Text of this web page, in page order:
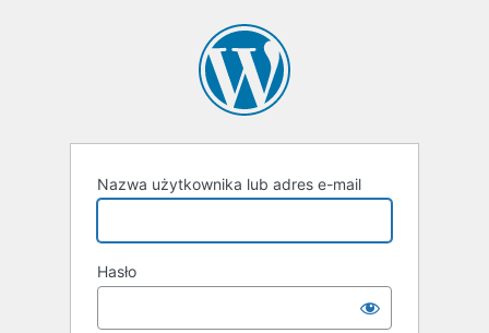
Nazwa użytkownika lub adres e-mail
Hasło